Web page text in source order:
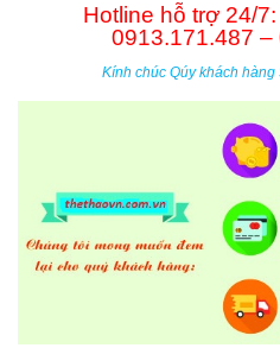
Hotline hỗ trợ 24/
0913.171.487 –
Kính chúc Qúy khách